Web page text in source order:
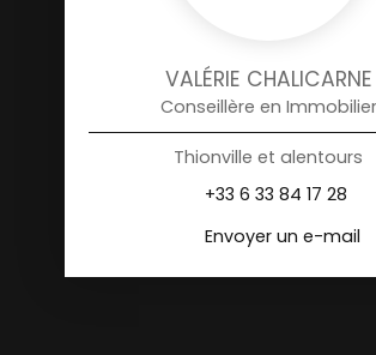
VALÉRIE CHALICARNE
Conseillère en Immobilier
Thionville et alentours
+33 6 33 84 17 28
Envoyer un e-mail